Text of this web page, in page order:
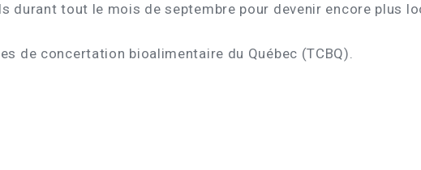
durant tout le mois de septembre pour devenir encore plus
de concertation bioalimentaire du Québec (TCBQ).